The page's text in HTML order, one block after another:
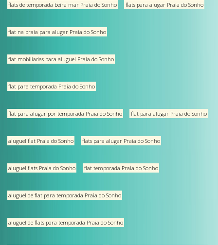
flats de temporada beira mar Praia do Sonho flats para alugar Praia do Sonho
flat na praia para alugar Praia do Sonho
flat mobiliadas para aluguel Praia do Sonho
flat para temporada Praia do Sonho
flat para alugar por temporada Praia do Sonho flat para alugar Praia do Sonho
aluguel flat Praia do Sonho flats para alugar Praia do Sonho
aluguel flats Praia do Sonho flat temporada Praia do Sonho
aluguel de flat para temporada Praia do Sonho
aluguel de flats para temporada Praia do Sonho